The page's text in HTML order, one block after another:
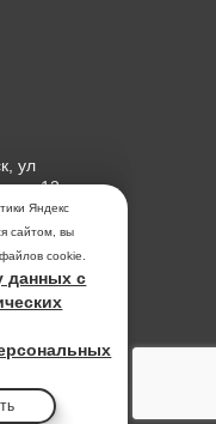
Яндекс
сайтом, вы
cookie.
данных с
ул
пом 12